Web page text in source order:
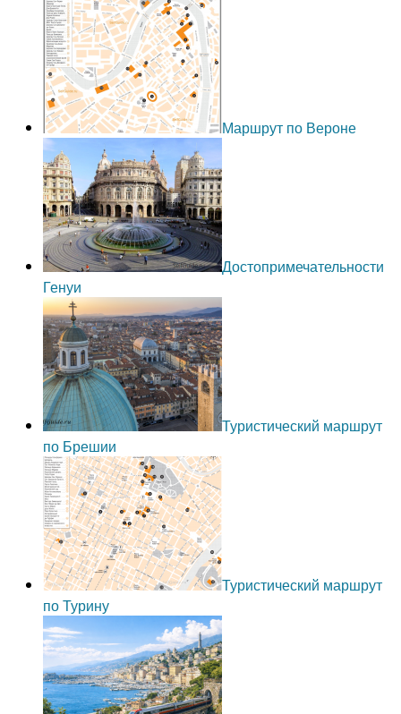
Маршрут по Вероне
Достопримечательности
Генуи
Туристический маршрут
по Брешии
Туристический маршрут
по Турину